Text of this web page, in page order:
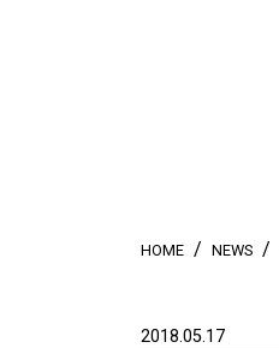
HOME / NEWS /
2018.05.17